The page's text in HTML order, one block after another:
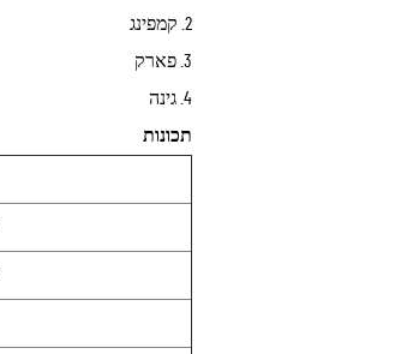
2. קמפינג
3. פארק
4. גינה
תכונות